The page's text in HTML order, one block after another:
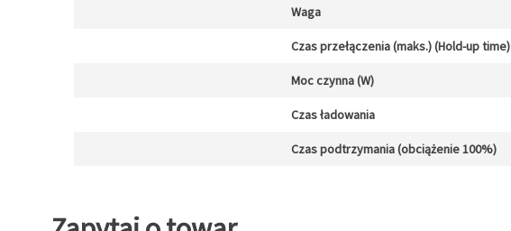
Waga
Czas przełączenia (maks.) (Hold-up time)
Moc czynna (W)
Czas ładowania
Czas podtrzymania (obciążenie 100%)
Zapytaj o towar